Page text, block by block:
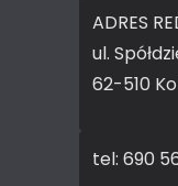
ADRES
ul.
62-510
tel: 690